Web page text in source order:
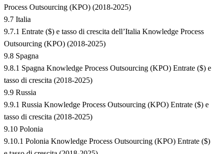
Process Outsourcing (KPO) (2018-2025)
9.7 Italia
9.7.1 Entrate ($) e tasso di crescita dell’Italia Knowledge Process
Outsourcing (KPO) (2018-2025)
9.8 Spagna
9.8.1 Spagna Knowledge Process Outsourcing (KPO) Entrate ($) e
tasso di crescita (2018-2025)
9.9 Russia
9.9.1 Russia Knowledge Process Outsourcing (KPO) Entrate ($) e
tasso di crescita (2018-2025)
9.10 Polonia
9.10.1 Polonia Knowledge Process Outsourcing (KPO) Entrate ($)